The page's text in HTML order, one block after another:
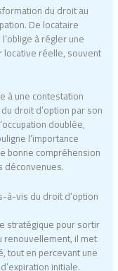
du droit au
De locataire
à régler une
locative réelle, souvent
à une contestation
droit d’option par son
doublée,
l’importance
bonne compréhension
déconvenues.
à-vis du droit d’option
stratégique pour sortir
renouvellement, il met
tout en percevant une
initiale.